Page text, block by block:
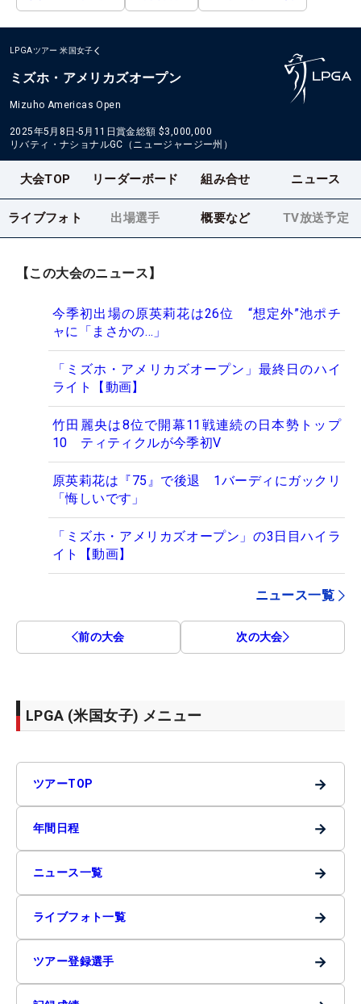
LPGAツアー 米国女子
ミズホ・アメリカズオープン
Mizuho Americas Open
2025年5月8日-5月11日賞金総額 $3,000,000
リバティ・ナショナルGC（ニュージャージー州）
大会TOP リーダーボード 組み合せ ニュース
ライブフォト 出場選手 概要など TV放送予定
【この大会のニュース】
今季初出場の原英莉花は26位 “想定外”池ポチ
ャに「まさかの…」
「ミズホ・アメリカズオープン」最終日のハイ
ライト【動画】
竹田麗央は8位で開幕11戦連続の日本勢トップ
10 ティティクルが今季初V
原英莉花は『75』で後退 1バーディにガックリ
「悔しいです」
「ミズホ・アメリカズオープン」の3日目ハイラ
イト【動画】
ニュース一覧
前の大会 次の大会
LPGA (米国女子) メニュー
ツアーTOP →
年間日程 →
ニュース一覧 →
ライブフォト一覧 →
ツアー登録選手 →